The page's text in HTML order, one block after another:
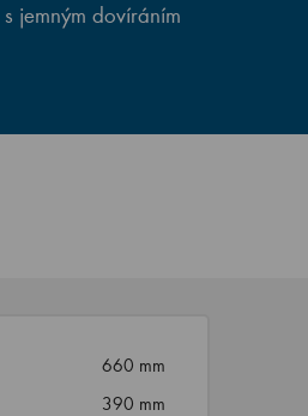
jemným dovíráním
660 mm
390 mm